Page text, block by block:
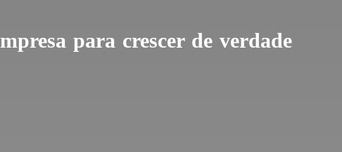
para crescer de verdade